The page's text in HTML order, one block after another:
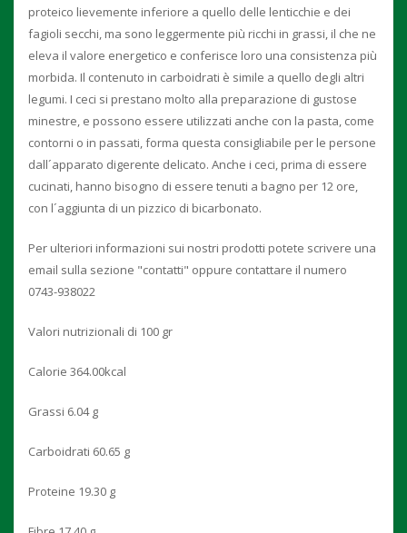
proteico lievemente inferiore a quello delle lenticchie e dei
fagioli secchi, ma sono leggermente più ricchi in grassi, il che ne
eleva il valore energetico e conferisce loro una consistenza più
morbida. Il contenuto in carboidrati è simile a quello degli altri
legumi. I ceci si prestano molto alla preparazione di gustose
minestre, e possono essere utilizzati anche con la pasta, come
contorni o in passati, forma questa consigliabile per le persone
dall´apparato digerente delicato. Anche i ceci, prima di essere
cucinati, hanno bisogno di essere tenuti a bagno per 12 ore,
con l´aggiunta di un pizzico di bicarbonato.
Per ulteriori informazioni sui nostri prodotti potete scrivere una
email sulla sezione "contatti" oppure contattare il numero
0743-938022
Valori nutrizionali di 100 gr
Calorie 364.00kcal
Grassi 6.04 g
Carboidrati 60.65 g
Proteine 19.30 g